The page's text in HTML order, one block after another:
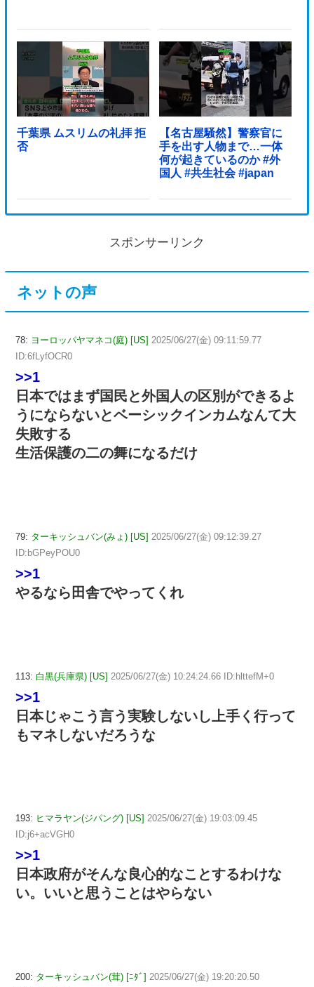
千葉県 ムスリムの礼拝 拒
否
【名古屋騒然】警察官に
手を出す人物まで…一体
何が起きているのか #外
国人 #共生社会 #japan
スポンサーリンク
ネットの声
78: ヨーロッパヤマネコ(庭) [US] 2025/06/27(金) 09:11:59.77
ID:6fLyfOCR0
>>1
日本ではまず国民と外国人の区別ができるよ
うにならないとベーシックインカムなんて大
失敗する
生活保護の二の舞になるだけ
79: ターキッシュバン(みょ) [US] 2025/06/27(金) 09:12:39.27
ID:bGPeyPOU0
>>1
やるなら田舎でやってくれ
113: 白黒(兵庫県) [US] 2025/06/27(金) 10:24:24.66 ID:hlttefM+0
>>1
日本じゃこう言う実験しないし上手く行って
もマネしないだろうな
193: ヒマラヤン(ジパング) [US] 2025/06/27(金) 19:03:09.45
ID:j6+acVGH0
>>1
日本政府がそんな良心的なことするわけな
い。いいと思うことはやらない
200: ターキッシュバン(茸) [ﾆﾀﾞ] 2025/06/27(金) 19:20:20.50